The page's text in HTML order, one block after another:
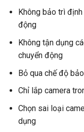
Không bảo trì
động
Không tận dụng
chuyển động
Bỏ qua chế độ
Chỉ lắp camera
Chọn sai loại
dụng